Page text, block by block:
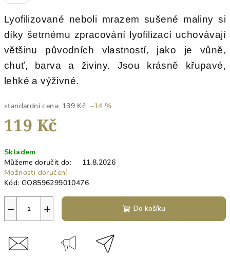
Lyofilizované neboli mrazem sušené maliny si
díky šetrnému zpracování lyofilizací uchovávají
většinu původních vlastností, jako je vůně,
chuť, barva a živiny. Jsou krásně křupavé,
lehké a výživné.
standardní cena: 139 Kč –14 %
119 Kč
cena:
Skladem
Můžeme doručit do:
11.8.2026
Možnosti doručení
Kód: GO8596299010476
+
− Do košíku